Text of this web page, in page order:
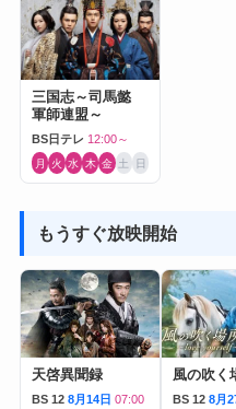
三国志～司馬懿
軍師連盟～
BS日テレ 12:00～
月 火 水 木 金 土 日
もうすぐ放映開始
天啓異聞録
BS 12 8月14日 07:00
風の吹く
BS 12 8月